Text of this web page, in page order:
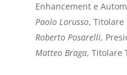
Enhancement e
Paolo Lorusso, Titolare
Roberto Posarelli,
Matteo Braga, Titolare